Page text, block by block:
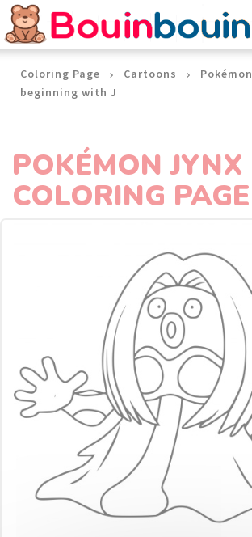
Coloring Page Cartoons Pokémon
beginning with J
POKÉMON JYNX
COLORING PAGE
Cookies management panel